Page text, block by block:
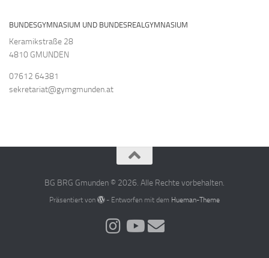
BUNDESGYMNASIUM UND BUNDESREALGYMNASIUM
Keramikstraße 28
4810 GMUNDEN
07612 64381
sekretariat@gymgmunden.at
BG BRG Gmunden © 2026. Alle Rechte vorbehalten.
Präsentiert von - Entworfen mit dem Hueman-Theme